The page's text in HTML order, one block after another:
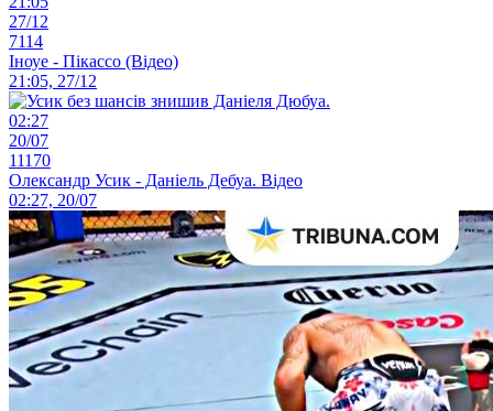
27/12
7114
Іноуе - Пікассо (Відео)
21:05, 27/12
02:27
20/07
11170
Олександр Усик - Даніель Дебуа. Відео
02:27, 20/07